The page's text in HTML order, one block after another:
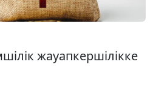
жауапкершілікке